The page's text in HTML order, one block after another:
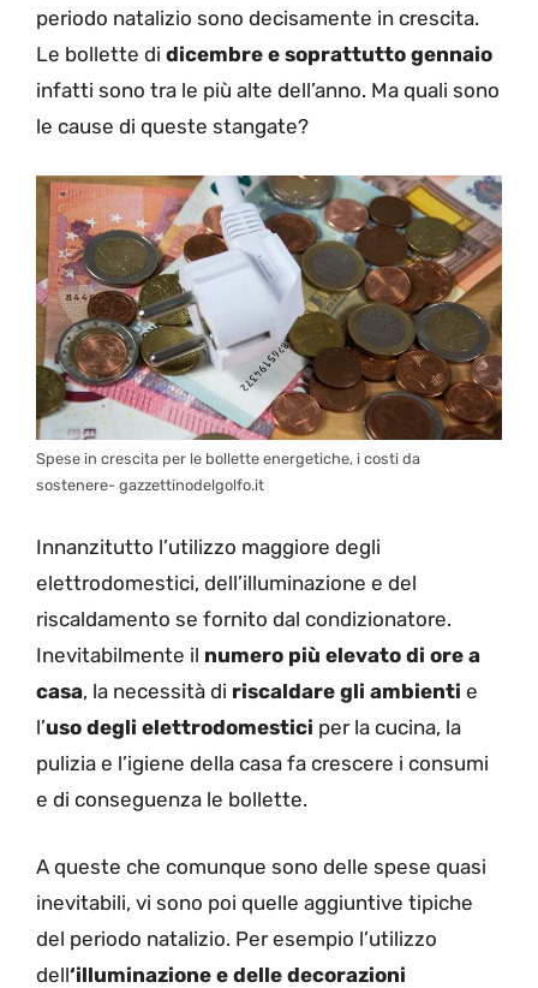
periodo natalizio sono decisamente in crescita.
Le bollette di dicembre e soprattutto gennaio
infatti sono tra le più alte dell’anno. Ma quali sono
le cause di queste stangate?
Spese in crescita per le bollette energetiche, i costi da
sostenere- gazzettinodelgolfo.it
Innanzitutto l’utilizzo maggiore degli
elettrodomestici, dell’illuminazione e del
riscaldamento se fornito dal condizionatore.
Inevitabilmente il numero più elevato di ore a
casa, la necessità di riscaldare gli ambienti e
l’uso degli elettrodomestici per la cucina, la
pulizia e l’igiene della casa fa crescere i consumi
e di conseguenza le bollette.
A queste che comunque sono delle spese quasi
inevitabili, vi sono poi quelle aggiuntive tipiche
del periodo natalizio. Per esempio l’utilizzo
dell‘illuminazione e delle decorazioni